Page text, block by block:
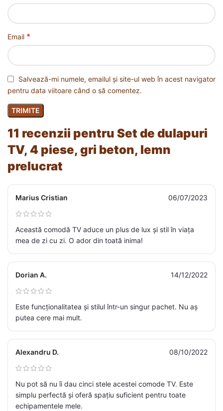
11 recenzii pentru Set de dulapuri
TV, 4 piese, gri beton, lemn
prelucrat
Marius Cristian 06/07/2023
Această comodă TV aduce un plus de lux și stil în viața
mea de zi cu zi. O ador din toată inima!
Dorian A. 14/12/2022
Este funcționalitatea și stilul într-un singur pachet. Nu aș
putea cere mai mult.
Alexandru D. 08/10/2022
Nu pot să nu îi dau cinci stele acestei comode TV. Este
simplu perfectă și oferă spațiu suficient pentru toate
echipamentele mele.
Email *
Salvează-mi numele, emailul și site-ul web în acest navigator
pentru data viitoare când o să comentez.